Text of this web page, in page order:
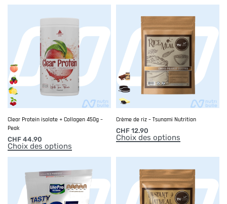
Clear Protein isolate + Collagen 450g –
Peak
CHF 44.90
Choix des options
Crème de riz – Tsunami Nutrition
CHF 12.90
Choix des options